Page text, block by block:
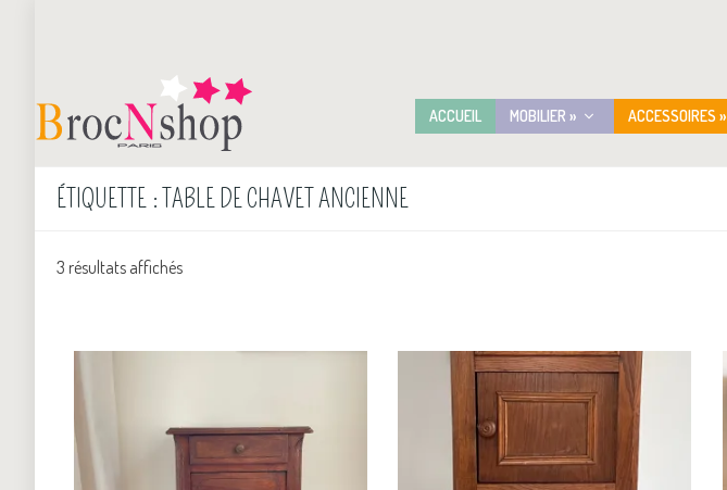
ACCUEIL MOBILIER » ACCESSOIRES »
ÉTIQUETTE :TABLE DE CHAVET ANCIENNE
3 résultats affichés